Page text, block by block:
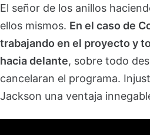
El señor de los anillos
ellos mismos. En el caso de
trabajando en el proyecto y
hacia delante, sobre todo
cancelaran el programa.
Jackson una ventaja